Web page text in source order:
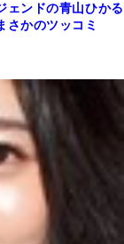
ェンドの青山ひかる
さかのツッコミ